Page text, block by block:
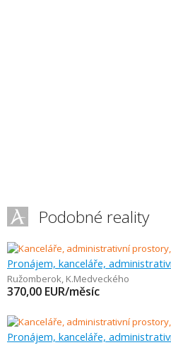
Podobné reality
Pronájem, kanceláře,
Ružomberok, K.Medveckého
370,00 EUR/měsíc
Pronájem, kanceláře,